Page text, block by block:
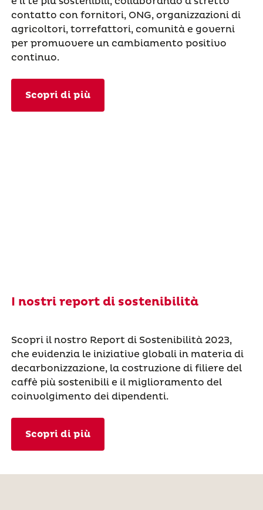
contatto con fornitori, ONG, organizzazioni di
agricoltori, torrefattori, comunità e governi
per promuovere un cambiamento positivo
continuo.
Scopri di più
I nostri report di sostenibilità
Scopri il nostro Report di Sostenibilità 2023,
che evidenzia le iniziative globali in materia di
decarbonizzazione, la costruzione di filiere del
caffè più sostenibili e il miglioramento del
coinvolgimento dei dipendenti.
Scopri di più